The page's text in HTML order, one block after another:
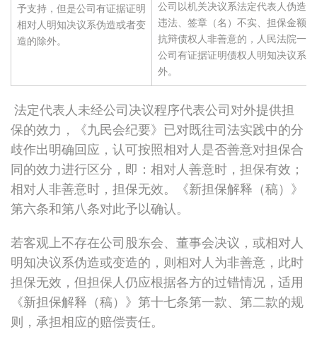
予支持，但是公司有证据证明
相对人明知决议系伪造或者变
造的除外。
公司以机关决议系法定代表人伪造
违法、签章（名）不实、担保金额
抗辩债权人非善意的，人民法院一
公司有证据证明债权人明知决议系
外。
法定代表人未经公司决议程序代表公司对外提供担
保的效力，《九民会纪要》已对既往司法实践中的分
歧作出明确回应，认可按照相对人是否善意对担保合
同的效力进行区分，即：相对人善意时，担保有效；
相对人非善意时，担保无效。《新担保解释（稿）》
第六条和第八条对此予以确认。
若客观上不存在公司股东会、董事会决议，或相对人
明知决议系伪造或变造的，则相对人为非善意，此时
担保无效，但担保人仍应根据各方的过错情况，适用
《新担保解释（稿）》第十七条第一款、第二款的规
则，承担相应的赔偿责任。